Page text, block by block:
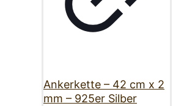
Ankerkette – 42 cm x 2
mm – 925er Silber